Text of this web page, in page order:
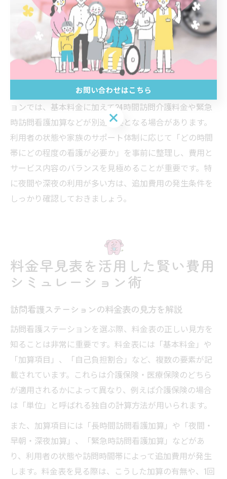
えば、同じ訪問回数でも、30分未満・60分未満・90分以
上など、訪問時間によって料金が段階的に設定されてい
ることが一般的です。長時間訪問看護加算が適用される
ケースや、夜間・早朝・深夜帯の訪問は、通常よりも加
算が発生し、総費用が高くなる傾向にあります。
また、24時間対応や緊急訪問体制が整っているステーシ
ョンでは、基本料金に加えて24時間訪問介護料金や緊急
時訪問看護加算などが別途必要となる場合があります。
利用者の状態や家族のサポート体制に応じて「どの時間
帯にどの程度の看護が必要か」を事前に整理し、費用と
サービス内容のバランスを見極めることが重要です。特
に夜間や深夜の利用が多い方は、追加費用の発生条件を
しっかり確認しておきましょう。
料金早見表を活用した賢い費用
シミュレーション術
訪問看護ステーションの料金表の見方を解説
訪問看護ステーションを選ぶ際、料金表の正しい見方を
知ることは非常に重要です。料金表には「基本料金」や
「加算項目」、「自己負担割合」など、複数の要素が記
載されています。これらは介護保険・医療保険のどちら
が適用されるかによって異なり、例えば介護保険の場合
は「単位」と呼ばれる独自の計算方法が用いられます。
また、加算項目には「長時間訪問看護加算」や「夜間・
早朝・深夜加算」、「緊急時訪問看護加算」などがあ
り、利用者の状態や訪問時間帯によって追加費用が発生
します。料金表を見る際は、こうした加算の有無や、1回
お問い合わせはこちら
お問い合わせはこちら